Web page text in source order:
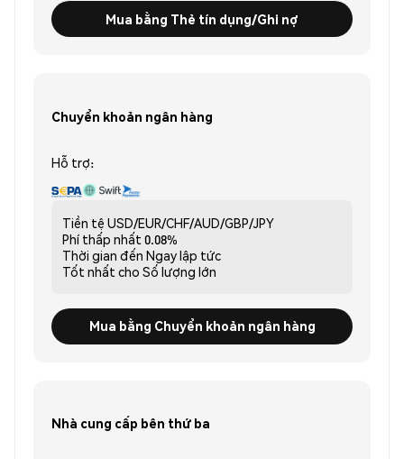
Mua bằng Thẻ tín dụng/Ghi nợ
Chuyển khoản ngân hàng
Hỗ trợ:
Tiền tệ USD/EUR/CHF/AUD/GBP/JPY
Phí thấp nhất 0.08%
Thời gian đến Ngay lập tức
Tốt nhất cho Số lượng lớn
Mua bằng Chuyển khoản ngân hàng
Nhà cung cấp bên thứ ba